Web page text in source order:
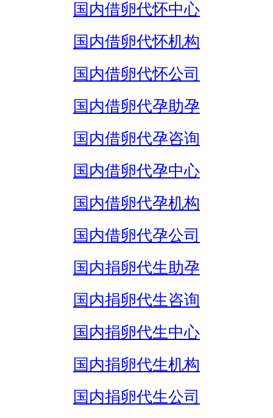
国内借卵代怀中心
国内借卵代怀机构
国内借卵代怀公司
国内借卵代孕助孕
国内借卵代孕咨询
国内借卵代孕中心
国内借卵代孕机构
国内借卵代孕公司
国内捐卵代生助孕
国内捐卵代生咨询
国内捐卵代生中心
国内捐卵代生机构
国内捐卵代生公司